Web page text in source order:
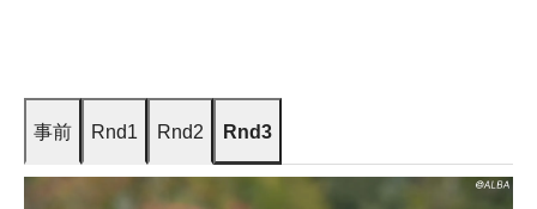
事前 Rnd1 Rnd2 Rnd3